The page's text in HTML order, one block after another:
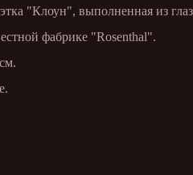
"Клоун", выполненная из
фабрике "Rosenthal".